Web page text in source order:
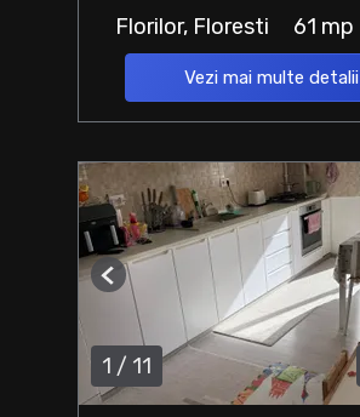
Florilor, Floresti
61 mp
Vezi mai multe detalii
1 / 11
Previous